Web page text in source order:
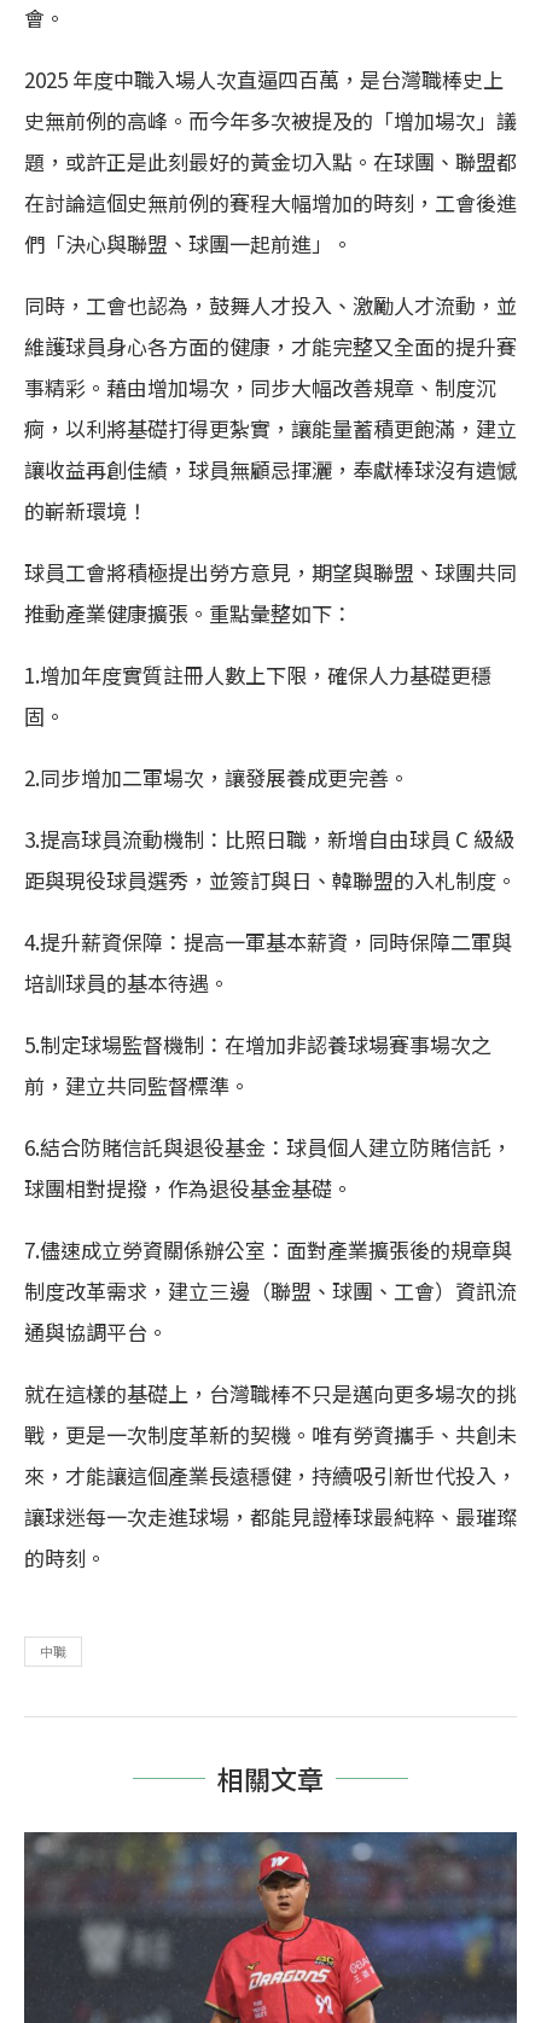
會。
2025 年度中職入場人次直逼四百萬，是台灣職棒史上
史無前例的高峰。而今年多次被提及的「增加場次」議
題，或許正是此刻最好的黃金切入點。在球團、聯盟都
在討論這個史無前例的賽程大幅增加的時刻，工會後進
們「決心與聯盟、球團一起前進」。
同時，工會也認為，鼓舞人才投入、激勵人才流動，並
維護球員身心各方面的健康，才能完整又全面的提升賽
事精彩。藉由增加場次，同步大幅改善規章、制度沉
痾，以利將基礎打得更紮實，讓能量蓄積更飽滿，建立
讓收益再創佳績，球員無顧忌揮灑，奉獻棒球沒有遺憾
的嶄新環境！
󠀠󠀠球員工會將積極提出勞方意見，期望與聯盟、球團共同
推動產業健康擴張。重點彙整如下：
1.增加年度實質註冊人數上下限，確保人力基礎更穩
固。
2.同步增加二軍場次，讓發展養成更完善。
3.提高球員流動機制：比照日職，新增自由球員 C 級級
距與現役球員選秀，並簽訂與日、韓聯盟的入札制度。
4.提升薪資保障：提高一軍基本薪資，同時保障二軍與
培訓球員的基本待遇。
5.制定球場監督機制：在增加非認養球場賽事場次之
前，建立共同監督標準。
6.結合防賭信託與退役基金：球員個人建立防賭信託，
球團相對提撥，作為退役基金基礎。
7.儘速成立勞資關係辦公室：面對產業擴張後的規章與
制度改革需求，建立三邊（聯盟、球團、工會）資訊流
通與協調平台。
󠀠󠀠就在這樣的基礎上，台灣職棒不只是邁向更多場次的挑
戰，更是一次制度革新的契機。唯有勞資攜手、共創未
來，才能讓這個產業長遠穩健，持續吸引新世代投入，
讓球迷每一次走進球場，都能見證棒球最純粹、最璀璨
的時刻。
中職
相關文章